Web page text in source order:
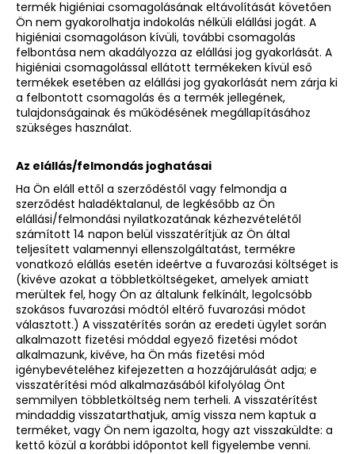
termék higiéniai csomagolásának eltávolítását követően
Ön nem gyakorolhatja indokolás nélküli elállási jogát. A
higiéniai csomagoláson kívüli, további csomagolás
felbontása nem akadályozza az elállási jog gyakorlását. A
higiéniai csomagolással ellátott termékeken kívül eső
termékek esetében az elállási jog gyakorlását nem zárja ki
a felbontott csomagolás és a termék jellegének,
tulajdonságainak és működésének megállapításához
szükséges használat.
Az elállás/felmondás joghatásai
Ha Ön eláll ettől a szerződéstől vagy felmondja a
szerződést haladéktalanul, de legkésőbb az Ön
elállási/felmondási nyilatkozatának kézhezvételétől
számított 14 napon belül visszatérítjük az Ön által
teljesített valamennyi ellenszolgáltatást, termékre
vonatkozó elállás esetén ideértve a fuvarozási költséget is
(kivéve azokat a többletköltségeket, amelyek amiatt
merültek fel, hogy Ön az általunk felkínált, legolcsóbb
szokásos fuvarozási módtól eltérő fuvarozási módot
választott.) A visszatérítés során az eredeti ügylet során
alkalmazott fizetési móddal egyező fizetési módot
alkalmazunk, kivéve, ha Ön más fizetési mód
igénybevételéhez kifejezetten a hozzájárulását adja; e
visszatérítési mód alkalmazásából kifolyólag Önt
semmilyen többletköltség nem terheli. A visszatérítést
mindaddig visszatarthatjuk, amíg vissza nem kaptuk a
terméket, vagy Ön nem igazolta, hogy azt visszaküldte: a
kettő közül a korábbi időpontot kell figyelembe venni.